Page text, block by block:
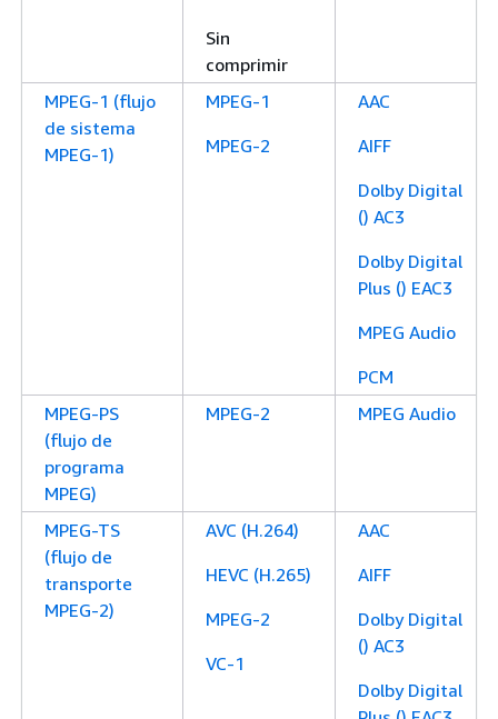
Sin
comprimir
MPEG-1 (flujo
de sistema
MPEG-1)
MPEG-1
MPEG-2
AAC
AIFF
Dolby Digital
() AC3
Dolby Digital
Plus () EAC3
MPEG Audio
PCM
MPEG-PS
(flujo de
programa
MPEG)
MPEG-2 MPEG Audio
MPEG-TS
(flujo de
transporte
MPEG-2)
AVC (H.264)
HEVC (H.265)
MPEG-2
VC-1
AAC
AIFF
Dolby Digital
() AC3
Dolby Digital